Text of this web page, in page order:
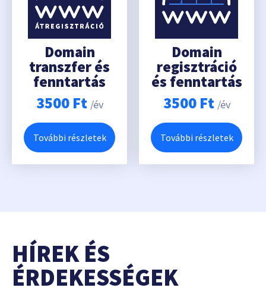
Domain
transzfer és
fenntartás
3500 Ft /év
További részletek
Domain
regisztráció
és fenntartás
3500 Ft /év
További részletek
HÍREK ÉS
ÉRDEKESSÉGEK